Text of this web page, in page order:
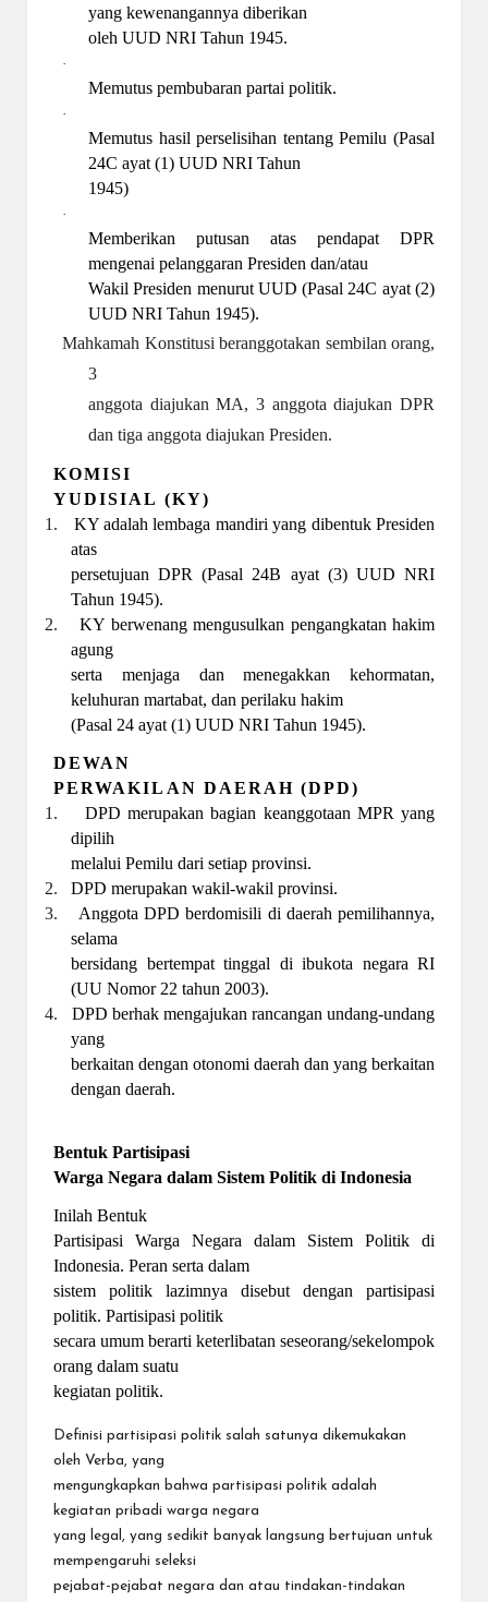
yang kewenangannya diberikan
oleh UUD NRI Tahun 1945.
·
Memutus pembubaran partai politik.
·
Memutus hasil perselisihan tentang Pemilu (Pasal
24C ayat (1) UUD NRI Tahun
1945)
·
Memberikan putusan atas pendapat DPR
mengenai pelanggaran Presiden dan/atau
Wakil Presiden menurut UUD (Pasal 24C ayat (2)
UUD NRI Tahun 1945).
Mahkamah Konstitusi beranggotakan sembilan orang,
3
anggota diajukan MA, 3 anggota diajukan DPR
dan tiga anggota diajukan Presiden.
KOMISI
YUDISIAL (KY)
1.
KY adalah lembaga mandiri yang dibentuk Presiden
atas
persetujuan DPR (Pasal 24B ayat (3) UUD NRI
Tahun 1945).
2.
KY berwenang mengusulkan pengangkatan hakim
agung
serta menjaga dan menegakkan kehormatan,
keluhuran martabat, dan perilaku hakim
(Pasal 24 ayat (1) UUD NRI Tahun 1945).
DEWAN
PERWAKILAN DAERAH (DPD)
1.
DPD merupakan bagian keanggotaan MPR yang
dipilih
melalui Pemilu dari setiap provinsi.
2.
DPD merupakan wakil-wakil provinsi.
3.
Anggota DPD berdomisili di daerah pemilihannya,
selama
bersidang bertempat tinggal di ibukota negara RI
(UU Nomor 22 tahun 2003).
4.
DPD berhak mengajukan rancangan undang-undang
yang
berkaitan dengan otonomi daerah dan yang berkaitan
dengan daerah.
Bentuk Partisipasi
Warga Negara dalam Sistem Politik di Indonesia
Inilah Bentuk
Partisipasi Warga Negara dalam Sistem Politik di
Indonesia. Peran serta dalam
sistem politik lazimnya disebut dengan partisipasi
politik. Partisipasi politik
secara umum berarti keterlibatan seseorang/sekelompok
orang dalam suatu
kegiatan politik.
Definisi partisipasi politik salah satunya dikemukakan
oleh Verba, yang
mengungkapkan bahwa partisipasi politik adalah
kegiatan pribadi warga negara
yang legal, yang sedikit banyak langsung bertujuan untuk
mempengaruhi seleksi
pejabat-pejabat negara dan atau tindakan-tindakan